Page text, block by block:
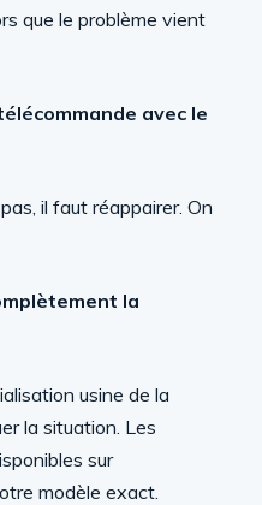
que le problème vient
avec le
il faut réappairer. On
la
usine de la
la situation. Les
sur
modèle exact.